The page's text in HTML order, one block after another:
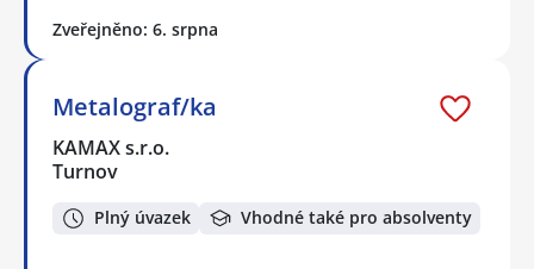
Zveřejněno: 6. srpna
Metalograf/ka
KAMAX s.r.o.
Turnov
Plný úvazek Vhodné také pro absolventy